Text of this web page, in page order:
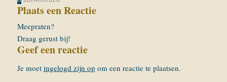
Plaats een Reactie
Meepraten?
Draag gerust bij!
Geef een reactie
Je moet ingelogd zijn op om een reactie te plaatsen.